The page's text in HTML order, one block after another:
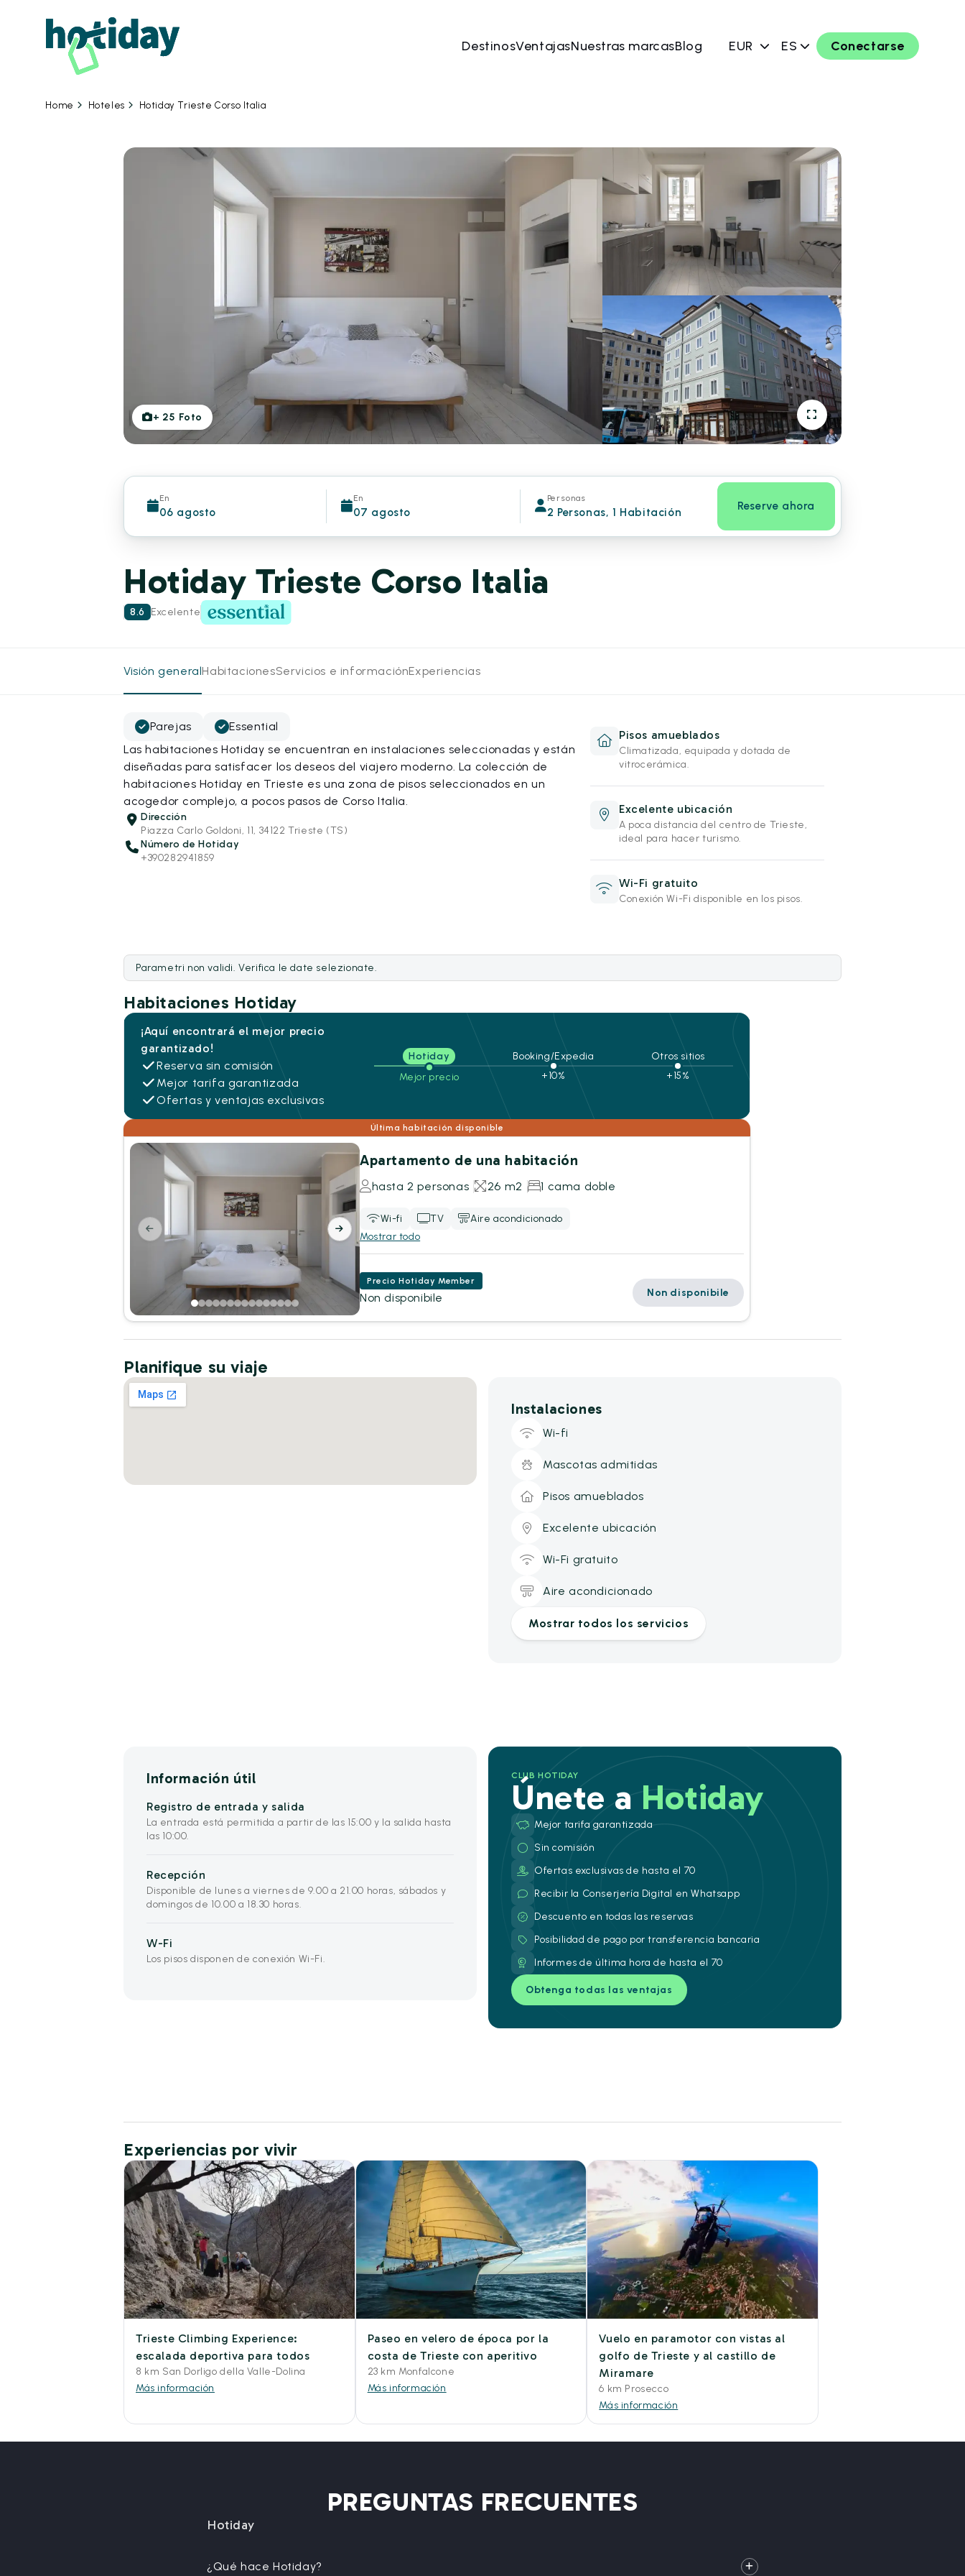
DestinosVentajasNuestras marcasBlog EUR ES Conectarse
Home Hoteles Hotiday Trieste Corso Italia
+ 25 Foto
En
06 agosto
En
07 agosto
Personas
2 Personas, 1 Habitación Reserve ahora
Hotiday Trieste Corso Italia
8.6 Excelente
Visión generalHabitacionesServicios e informaciónExperiencias
Parejas
Essential
Las habitaciones Hotiday se encuentran en instalaciones seleccionadas y están
diseñadas para satisfacer los deseos del viajero moderno. La colección de
habitaciones Hotiday en Trieste es una zona de pisos seleccionados en un
acogedor complejo, a pocos pasos de Corso Italia.
Dirección
Piazza Carlo Goldoni, 11, 34122 Trieste (TS)
Número de Hotiday
+390282941859
Pisos amueblados
Climatizada, equipada y dotada de
vitrocerámica.
Excelente ubicación
A poca distancia del centro de Trieste,
ideal para hacer turismo.
Wi-Fi gratuito
Conexión Wi-Fi disponible en los pisos.
Parametri non validi. Verifica le date selezionate.
Habitaciones Hotiday
¡Aquí encontrará el mejor precio
garantizado!
Reserva sin comisión
Mejor tarifa garantizada
Ofertas y ventajas exclusivas
Hotiday
Mejor precio
Booking/Expedia
+10%
Otros sitios
+15%
Última habitación disponible
Apartamento de una habitación
hasta 2 personas 26 m2 1 cama doble
Wi-fi TV
Aire acondicionado
Mostrar todo
Precio Hotiday Member
Non disponibile Non disponibile
Planifique su viaje
Instalaciones
Wi-fi
Mascotas admitidas
Pisos amueblados
Excelente ubicación
Wi-Fi gratuito
Aire acondicionado
Mostrar todos los servicios
Información útil
Registro de entrada y salida
La entrada está permitida a partir de las 15:00 y la salida hasta
las 10:00.
Recepción
Disponible de lunes a viernes de 9.00 a 21.00 horas, sábados y
domingos de 10.00 a 18.30 horas.
W-Fi
Los pisos disponen de conexión Wi-Fi.
CLUB HOTIDAY
Únete aHotiday
Mejor tarifa garantizada
Sin comisión
Ofertas exclusivas de hasta el 70
Recibir la Conserjería Digital en Whatsapp
Descuento en todas las reservas
Posibilidad de pago por transferencia bancaria
Informes de última hora de hasta el 70
Obtenga todas las ventajas
Experiencias por vivir
Trieste Climbing Experience:
escalada deportiva para todos
8 km San Dorligo della Valle-Dolina
Más información
Paseo en velero de época por la
costa de Trieste con aperitivo
23 km Monfalcone
Más información
Vuelo en paramotor con vistas al
golfo de Trieste y al castillo de
Miramare
6 km Prosecco
Más información
PREGUNTAS FRECUENTES
Hotiday
¿Qué hace Hotiday?